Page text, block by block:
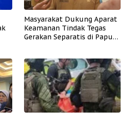
Masyarakat Dukung Aparat
Keamanan Tindak Tegas
Gerakan Separatis di Papua